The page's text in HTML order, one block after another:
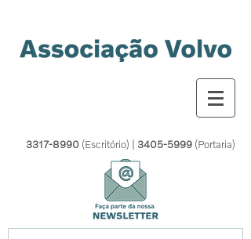
3317-8990 (Escritório) | 3405-5999(Portaria)